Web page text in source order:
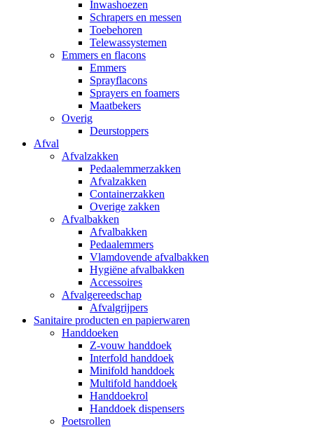
Inwashoezen
Schrapers en messen
Toebehoren
Telewassystemen
Emmers en flacons
Emmers
Sprayflacons
Sprayers en foamers
Maatbekers
Overig
Deurstoppers
Afval
Afvalzakken
Pedaalemmerzakken
Afvalzakken
Containerzakken
Overige zakken
Afvalbakken
Afvalbakken
Pedaalemmers
Vlamdovende afvalbakken
Hygiëne afvalbakken
Accessoires
Afvalgereedschap
Afvalgrijpers
Sanitaire producten en papierwaren
Handdoeken
Z-vouw handdoek
Interfold handdoek
Minifold handdoek
Multifold handdoek
Handdoekrol
Handdoek dispensers
Poetsrollen